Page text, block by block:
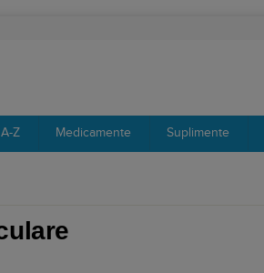
Z Medicamente Suplimente